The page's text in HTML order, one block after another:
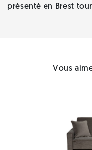
présenté en Brest
Vous